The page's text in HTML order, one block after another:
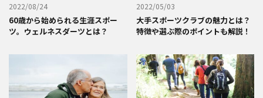
2022/08/24
60歳から始められる生涯スポー
ツ。ウェルネスダーツとは？
2022/05/03
大手スポーツクラブの魅力とは？
特徴や選ぶ際のポイントも解説！